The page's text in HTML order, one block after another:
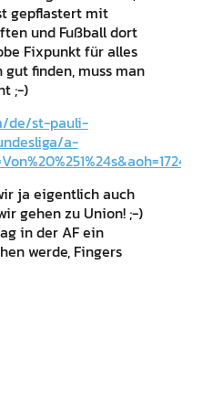
gepflastert mit
und Fußball dort
Fixpunkt für alles
finden, muss man
;-)
de/st-pauli-
a-
ja eigentlich auch
gehen zu Union! ;-)
in der AF ein
werde, Fingers